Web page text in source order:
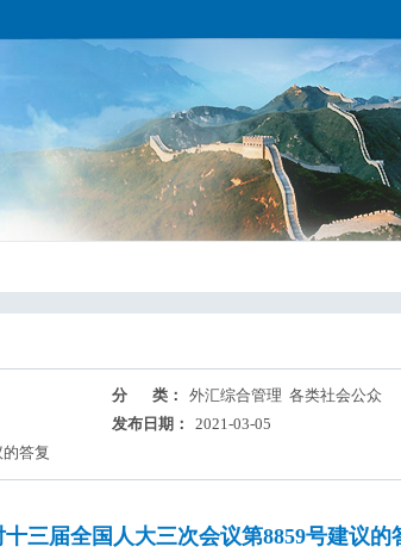
分 类：
外汇综合管理 各类社会公众
发布日期：
2021-03-05
答复​
三届全国人大三次会议第8859号建议的